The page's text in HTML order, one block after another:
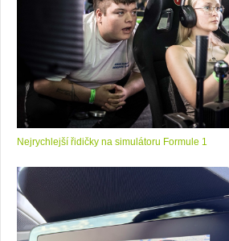
Nejrychlejší řidičky na simulátoru Formule 1